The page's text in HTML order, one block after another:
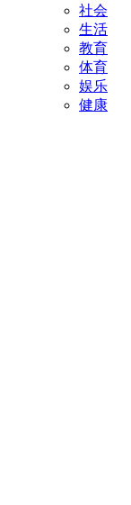
社会
生活
教育
体育
娱乐
健康